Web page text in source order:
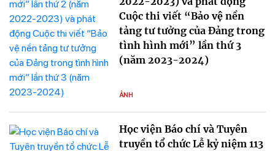
Cuộc thi viết “Bảo vệ nền
tảng tư tưởng của Đảng trong
tình hình mới” lần thứ 3
(năm 2023-2024)
ẢNH
Học viện Báo chí và Tuyên
truyền tổ chức Lễ kỷ niệm 113